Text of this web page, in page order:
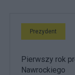
Prezydent
Pierwszy rok
Nawrockiego